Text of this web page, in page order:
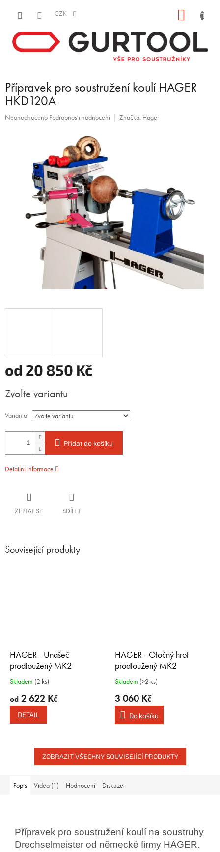
CZK
Přípravek pro soustružení koulí HAGER
HKD120A
Průměrné
hvězdiček.
Neohodnoceno Podrobnosti hodnocení Značka: Hager
od 20 850 Kč
cena:
Zvolte variantu
Varianta
Přidat do košíku
Detailní informace
ZEPTAT SE SDÍLET
Související produkty
HAGER - Unašeč
prodloužený MK2
Skladem (2 ks)
od 2 622 Kč
DETAIL
HAGER - Otočný hrot
prodloužený MK2
Skladem (>2 ks)
3 060 Kč
Do košíku
ZOBRAZIT VŠECHNY SOUVISEJÍCÍ PRODUKTY
Popis Videa (1) Hodnocení Diskuze
Přípravek pro soustružení koulí na soustruhy
Drechselmeister od německé firmy HAGER.